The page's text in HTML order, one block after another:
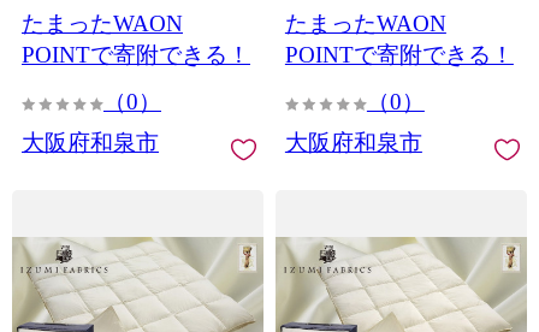
たまったWAON
POINTで寄附できる！
（0）
大阪府和泉市
たまったWAON
POINTで寄附できる！
（0）
大阪府和泉市